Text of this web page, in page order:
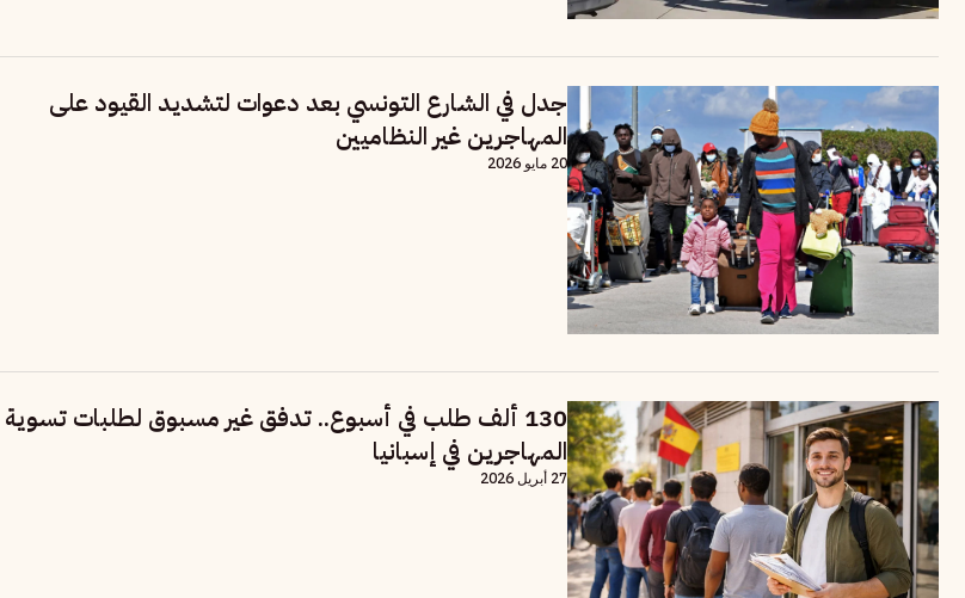
جدل في الشارع التونسي بعد دعوات لتشديد القيود على
المهاجرين غير النظاميين
20 مايو 2026
130 ألف طلب في أسبوع.. تدفق غير مسبوق لطلبات تسوية
المهاجرين في إسبانيا
27 أبريل 2026